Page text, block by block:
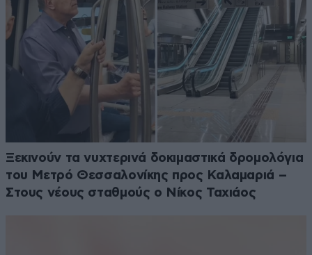
Ξεκινούν τα νυχτερινά δοκιμαστικά δρομολόγια
του Μετρό Θεσσαλονίκης προς Καλαμαριά –
Στους νέους σταθμούς ο Νίκος Ταχιάος